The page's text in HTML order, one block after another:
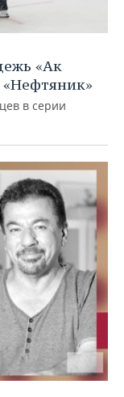
«Ак
«Нефтяник»
в серии